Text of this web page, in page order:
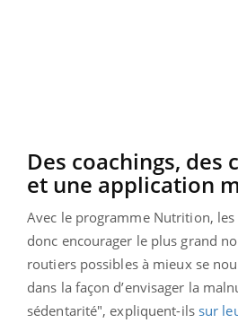
Des coachings, des
et une application
Avec le programme Nutrition,
donc encourager le plus grand
routiers possibles à mieux se
dans la façon d’envisager la
sédentarité", expliquent-ils sur